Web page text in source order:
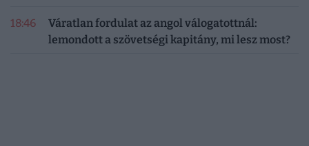
18:46
Váratlan fordulat az angol válogatottnál:
lemondott a szövetségi kapitány, mi lesz most?